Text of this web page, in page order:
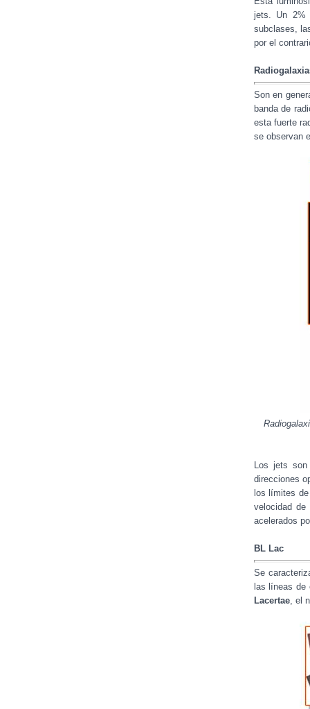
jets. Un 2%
subclases,
por el
Son en
banda de
esta fuerte
se observan
Los jets
direcciones
los límites
velocidad
acelerados
BL Lac
Se
las líneas
Lacertae, el